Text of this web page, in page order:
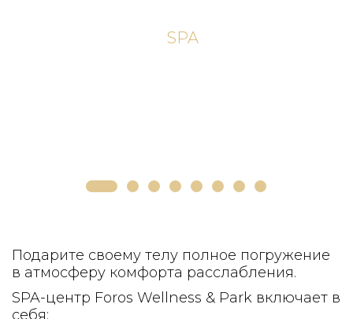
Подарите своему телу полное погружение
в атмосферу комфорта расслабления.
SPA-центр Foros Wellness & Park включает в
себя: